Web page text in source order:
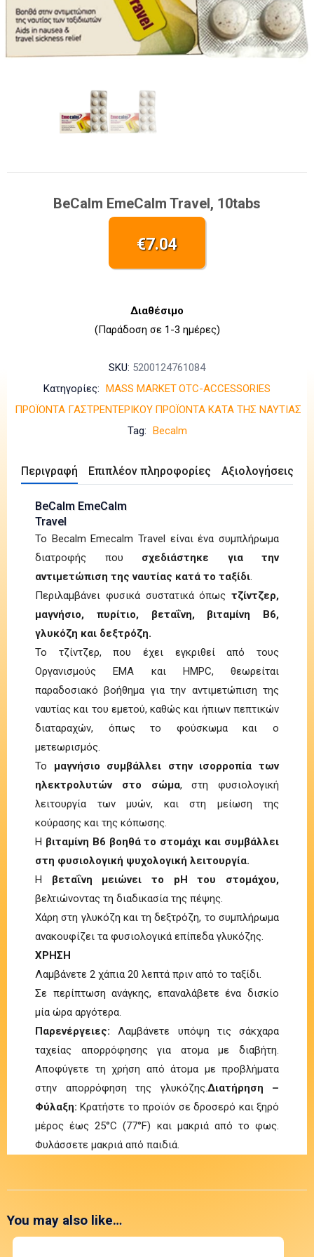
BeCalm EmeCalm Travel, 10tabs
€7.04
Διαθέσιμο
(Παράδοση σε 1-3 ημέρες)
SKU: 5200124761084
Κατηγορίες: MASS MARKETOTC-ACCESSORIES
ΠΡΟΪΟΝΤΑ ΓΑΣΤΡΕΝΤΕΡΙΚΟΥ ΠΡΟΪΟΝΤΑ ΚΑΤΑ ΤΗΣ ΝΑΥΤΙΑΣ
Tag: Becalm
Περιγραφή Επιπλέον πληροφορίες Αξιολογήσεις (0)
BeCalm EmeCalm
Travel
Το Becalm Emecalm Travel είναι ένα συμπλήρωμα
διατροφής που σχεδιάστηκε για την
αντιμετώπιση της ναυτίας κατά το ταξίδι
Περιλαμβάνει φυσικά συστατικά όπως τζίντζερ,
μαγνήσιο, πυρίτιο, βεταΐνη, βιταμίνη Β6,
γλυκόζη και δεξτρόζη.
Το τζίντζερ, που έχει εγκριθεί από τους
Οργανισμούς EMA και HMPC, θεωρείται
παραδοσιακό βοήθημα για την αντιμετώπιση της
ναυτίας και του εμετού, καθώς και ήπιων πεπτικών
διαταραχών, όπως το φούσκωμα και ο
μετεωρισμός.
Το μαγνήσιο συμβάλλει στην ισορροπία των
ηλεκτρολυτών στο σώμα, στη φυσιολογική
λειτουργία των μυών, και στη μείωση της
κούρασης και της κόπωσης.
Η βιταμίνη Β6 βοηθά το στομάχι και συμβάλλει
στη φυσιολογική ψυχολογική λειτουργία.
Η βεταΐνη μειώνει το pH του στομάχου,
βελτιώνοντας τη διαδικασία της πέψης.
Χάρη στη γλυκόζη και τη δεξτρόζη, το συμπλήρωμα
ανακουφίζει τα φυσιολογικά επίπεδα γλυκόζης.
ΧΡΗΣΗ
Λαμβάνετε 2 χάπια 20 λεπτά πριν από το ταξίδι.
Σε περίπτωση ανάγκης, επαναλάβετε ένα δισκίο
μία ώρα αργότερα.
Παρενέργειες: Λαμβάνετε υπόψη τις σάκχαρα
ταχείας απορρόφησης για ατομα με διαβήτη.
Αποφύγετε τη χρήση από άτομα με προβλήματα
στην απορρόφηση της γλυκόζης.Διατήρηση –
Φύλαξη: Κρατήστε το προϊόν σε δροσερό και ξηρό
μέρος έως 25°C (77°F) και μακριά από το φως.
Φυλάσσετε μακριά από παιδιά.
You may also like…